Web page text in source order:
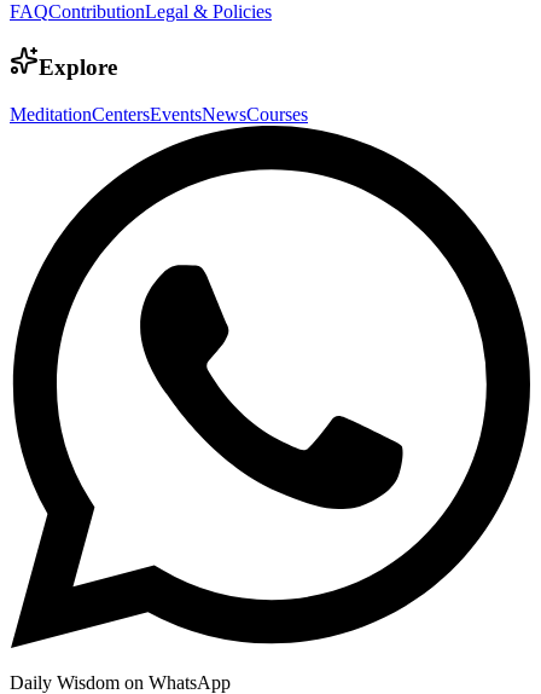
FAQContributionLegal & Policies
Explore
MeditationCentersEventsNewsCourses
Daily Wisdom on WhatsApp